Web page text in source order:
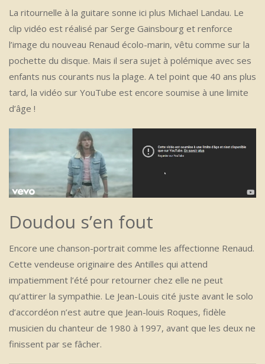
La ritournelle à la guitare sonne ici plus Michael Landau. Le
clip vidéo est réalisé par Serge Gainsbourg et renforce
l’image du nouveau Renaud écolo-marin, vêtu comme sur la
pochette du disque. Mais il sera sujet à polémique avec ses
enfants nus courants nus la plage. A tel point que 40 ans plus
tard, la vidéo sur YouTube est encore soumise à une limite
d’âge !
Doudou s’en fout
Encore une chanson-portrait comme les affectionne Renaud.
Cette vendeuse originaire des Antilles qui attend
impatiemment l’été pour retourner chez elle ne peut
qu’attirer la sympathie. Le Jean-Louis cité juste avant le solo
d’accordéon n’est autre que Jean-louis Roques, fidèle
musicien du chanteur de 1980 à 1997, avant que les deux ne
finissent par se fâcher.